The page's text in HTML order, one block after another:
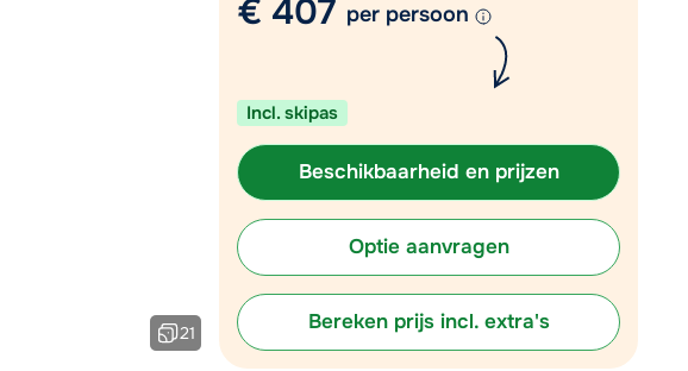
Vul het contactformulier in
We zijn er vandaag tot 17:30 uur.
21
€ 407 per persoon
Incl. skipas
Beschikbaarheid en prijzen
Optie aanvragen
Bereken prijs incl. extra's